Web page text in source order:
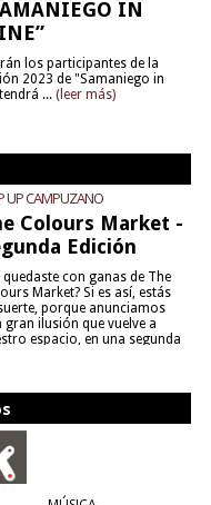
IN
los participantes de la
2023 de "Samaniego in
... (leer más)
UP CAMPUZANO
Colours Market -
Edición
quedaste con ganas de The
Market? Si es así, estás
porque anunciamos
gran ilusión que vuelve a
espacio, en una segunda